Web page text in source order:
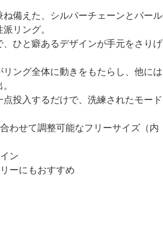
備えた、シルバーチェーンとパール
リング。
ひと癖あるデザインが手元をさりげ
ング全体に動きをもたらし、他には
投入するだけで、洗練されたモード
わせて調整可能なフリーサイズ（内
ン
ーにもおすすめ